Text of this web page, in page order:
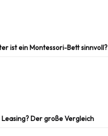
ist ein Montessori-Bett sinnvoll?
Der große Vergleich